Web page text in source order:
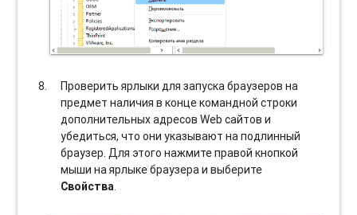
Проверить ярлыки для запуска браузеров на
предмет наличия в конце командной строки
дополнительных адресов Web сайтов и
убедиться, что они указывают на подлинный
браузер. Для этого нажмите правой кнопкой
мыши на ярлыке браузера и выберите
Свойства.